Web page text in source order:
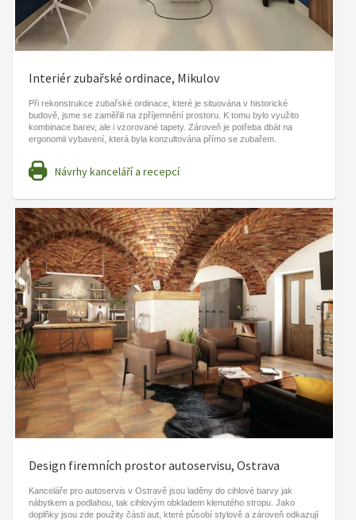
Interiér zubařské ordinace, Mikulov
Při rekonstrukce zubařské ordinace, které je situována v historické
budově, jsme se zaměřili na zpříjemnění prostoru. K tomu bylo využito
kombinace barev, ale i vzorované tapety. Zároveň je potřeba dbát na
ergonomii vybavení, která byla konzultována přímo se zubařem.
Návrhy kanceláří a recepcí
Design firemních prostor autoservisu, Ostrava
Kanceláře pro autoservis v Ostravě jsou laděny do cihlové barvy jak
nábytkem a podlahou, tak cihlovým obkladem klenutého stropu. Jako
doplňky jsou zde použity části aut, které působí stylově a zároveň odkazují